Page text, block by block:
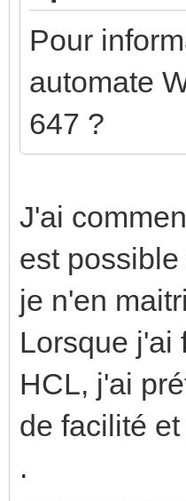
Pour
automate
647 ?
J'ai
est
je n'en
Lorsque j'ai
HCL, j'ai
de facilité
.